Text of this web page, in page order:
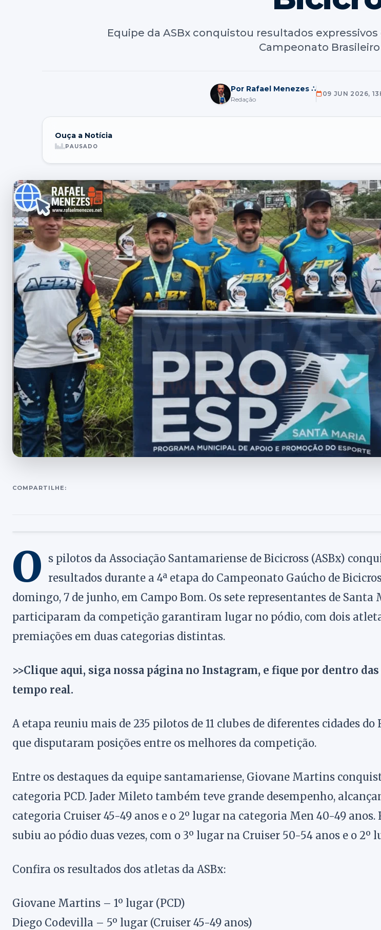
Equipe da ASBx conquistou resultados
Campeonato
Por Rafael Menezes ∴
Redação
09 JUN 2026,
Ouça a Notícia
PAUSADO
COMPARTILHE:
O s pilotos da Associação Santamariense de Bicicross (ASBx)
resultados durante a 4ª etapa do Campeonato Gaúcho de
domingo, 7 de junho, em Campo Bom. Os sete representantes de Santa
participaram da competição garantiram lugar no pódio, com dois
premiações em duas categorias distintas.
>>Clique aqui, siga nossa página no Instagram, e fique por dentro
tempo real.
A etapa reuniu mais de 235 pilotos de 11 clubes de diferentes cidades do
que disputaram posições entre os melhores da competição.
Entre os destaques da equipe santamariense, Giovane Martins
categoria PCD. Jader Mileto também teve grande desempenho,
categoria Cruiser 45-49 anos e o 2º lugar na categoria Men 40-49 anos.
subiu ao pódio duas vezes, com o 3º lugar na Cruiser 50-54 anos e o 2º
Confira os resultados dos atletas da ASBx:
Giovane Martins – 1º lugar (PCD)
Diego Codevilla – 5º lugar (Cruiser 45-49 anos)